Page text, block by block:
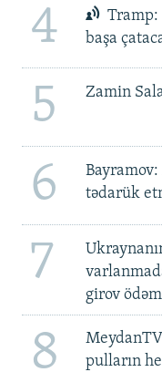
4
Tramp:
başa
5 Zamin
6
tədarük
7
girov
8
pulların